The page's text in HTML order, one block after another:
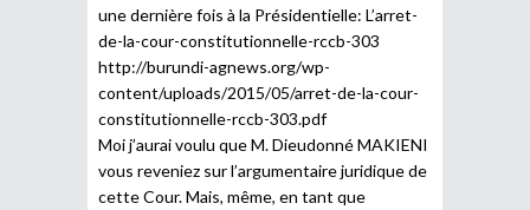
une dernière fois à la Présidentielle: L’arret-
de-la-cour-constitutionnelle-rccb-303
http://burundi-agnews.org/wp-
content/uploads/2015/05/arret-de-la-cour-
constitutionnelle-rccb-303.pdf
Moi j’aurai voulu que M. Dieudonné MAKIENI
vous reveniez sur l’argumentaire juridique de
cette Cour. Mais, même, en tant que